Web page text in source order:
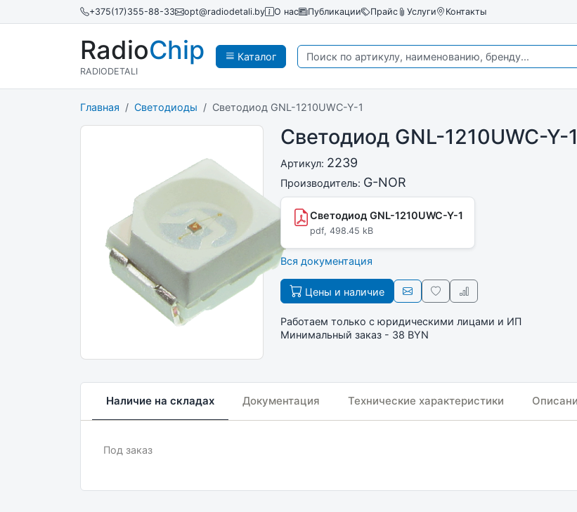
+375(17)355-88-33 opt@radiodetali.by О нас Публикации Прайс Услуги Контакты
Каталог
RadioChip
RADIODETALI
Главная Светодиоды Светодиод GNL-1210UWC-Y-1
Светодиод GNL-1210UWC-Y-1
Артикул: 2239
Производитель: G-NOR
Светодиод GNL-1210UWC-Y-1
pdf, 498.45 kB
Вся документация
Цены и наличие
Работаем только с юридическими лицами и ИП
Минимальный заказ - 38 BYN
Наличие на складах Документация Технические характеристики
Под заказ